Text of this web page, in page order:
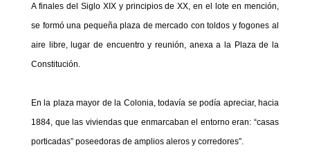
A finales del Siglo XIX y principios de XX, en el lote en mención,
se formó una pequeña plaza de mercado con toldos y fogones al
aire libre, lugar de encuentro y reunión, anexa a la Plaza de la
Constitución.
En la plaza mayor de la Colonia, todavía se podía apreciar, hacia
1884, que las viviendas que enmarcaban el entorno eran: “casas
porticadas” poseedoras de amplios aleros y corredores”.